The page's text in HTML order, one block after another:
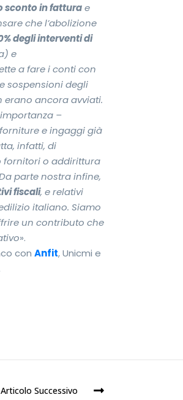
sconto in fatturae
che l’abolizione
degli interventi di
e
a fare i conti con
sospensioni degli
erano ancora avviati.
–
e ingaggi già
infatti, di
fornitori o addirittura
parte nostra infine,
fiscali, e relativi
italiano. Siamo
un contributo che
».
con Anfit, Unicmi e
Articolo Successivo